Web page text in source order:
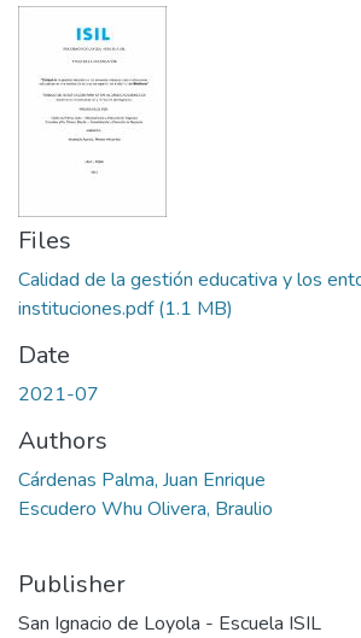
Files
Calidad de la gestión educativa y los
instituciones.pdf(1.1 MB)
Date
2021-07
Authors
Cárdenas Palma, Juan Enrique
Escudero Whu Olivera, Braulio
Publisher
San Ignacio de Loyola - Escuela ISIL